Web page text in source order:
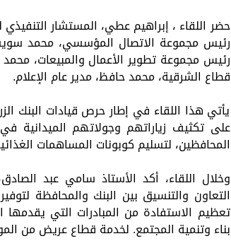
حضر اللقاء ، إبراهيم عطي، المستشار
رئيس مجموعة الاتصال المؤسسي، محمد
رئيس مجموعة تطوير الأعمال والمبيعات،
قطاع الشرقية، محمد حافظ، مدير عام الإعلام.
يأتي هذا اللقاء في إطار حرص قيادات البنك
على تكثيف زياراتهم وجولاتهم الميدانية
المحافظين، لتسليم كوبونات المساهمات
وخلال اللقاء، أكد الأستاذ سامي عبد
التعاون والتنسيق بين البنك والمحافظة
تعظيم الاستفادة من المبادرات التي يقدمها
بناء وتنمية المجتمع. لخدمة قطاع عريض من